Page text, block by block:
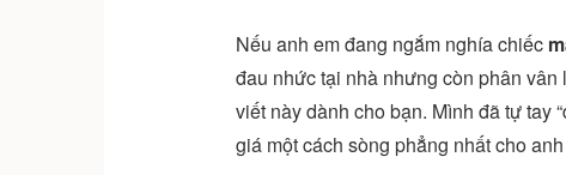
Nếu anh em đang ngắm nghía chiếc
đau nhức tại nhà nhưng còn phân
viết này dành cho bạn. Mình đã tự tay
giá một cách sòng phẳng nhất cho